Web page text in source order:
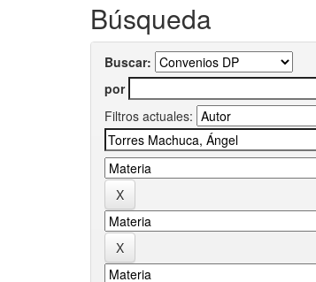
Búsqueda
Buscar:
por
Filtros actuales: